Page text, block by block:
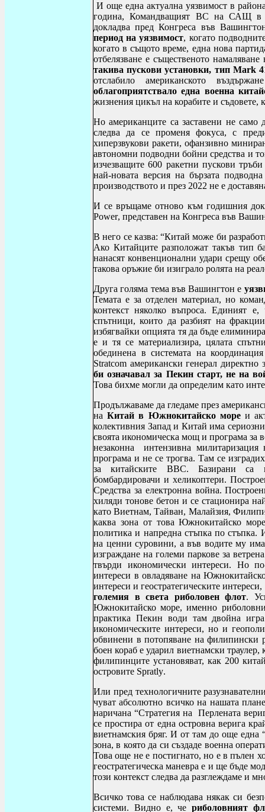
И още една актуална уязвимост в
година, Командващият ВС на САЩ в
докладва пред Конгреса във
период на уязвимост, когато
когато в същото време, една нова
отбелязване е същественото
такива пускови установки, тип Mark
отслабило американското
облагоприятствало една военна
жизнения цикъл на корабите и съдовете,
Но американците са заставени не само
следва да се променя фокуса, с
хиперзвукови ракети, офанзивно
автономни подводни бойни средства и
изчезващите 600 ракетни пускови
най-новата версия на бързата
производството и през 2022 не е
И се връщаме отново към годишния
Power, представен на Конгреса във
В него се казва: “Китай може би
Ако Китайците разположат такъв тип
нанасят конвенционални удари срещу
такова оръжие би изиграло ролята на
Друга голяма тема във Вашингтон е
Темата е за отделен материал, но
контекст няколко въпроса. Единият
спътници, които да разбият на
избягвайки опцията тя да бъде
е и тя се материализира, цялата
обединена в системата на
Stratcom американски генерал директно
би означавал за Пекин старт, не на
Това бихме могли да определим като
Продължаваме да гледаме през
на Китай в Южнокитайско мореи
колективния Запад и Китай има
своята икономическа мощ и програма
незаконна интензивна
програма и не се трогва. Там се
за китайските ВВС. Базирани са
бомбардировачи и хеликоптери.
Средства за електронна война.
хиляди тонове бетон и се стационира
като Виетнам, Тайван, Малайзия,
каква зона от това Южнокитайско
политика и напредна стъпка по
на ценни суровини, а във водите му
изграждане на големи паркове за
твърди икономически интереси. Но
интереси в овладяване на
интереси и геостратегическите
големия в света риболовен флот.
Южнокитайско море, именно
практика Пекин води там двойна
икономическите интереси, но и
обвинени в потопяване на филипински
боен кораб е ударил виетнамски
филипинците установяват, как 200
островите Spratly.
Или пред технологичните
чуват абсолютно всичко на нашата
наричана “Стратегия на Перлената
се простира от една островна верига
виетнамския бряг. И от там до още една
зона, в която да си създаде военна
Това още не е постигнато, но е в пълен
геостратегическа маневра е и ще бъде
този контекст следва да разглеждаме и
Всичко това се наблюдава някак си
системи. Видно е, чериболовният